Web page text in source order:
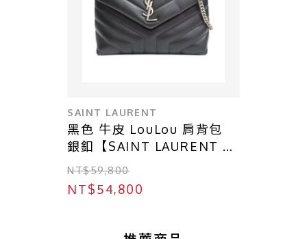
SAINT LAURENT
黑色 牛皮 LouLou 肩背包
銀釦【SAINT LAURENT 聖
羅蘭】 494699
NT$59,800
NT$54,800